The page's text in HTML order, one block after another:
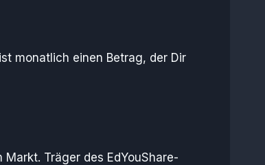
monatlich einen Betrag, der Dir
Träger des EdYouShare-